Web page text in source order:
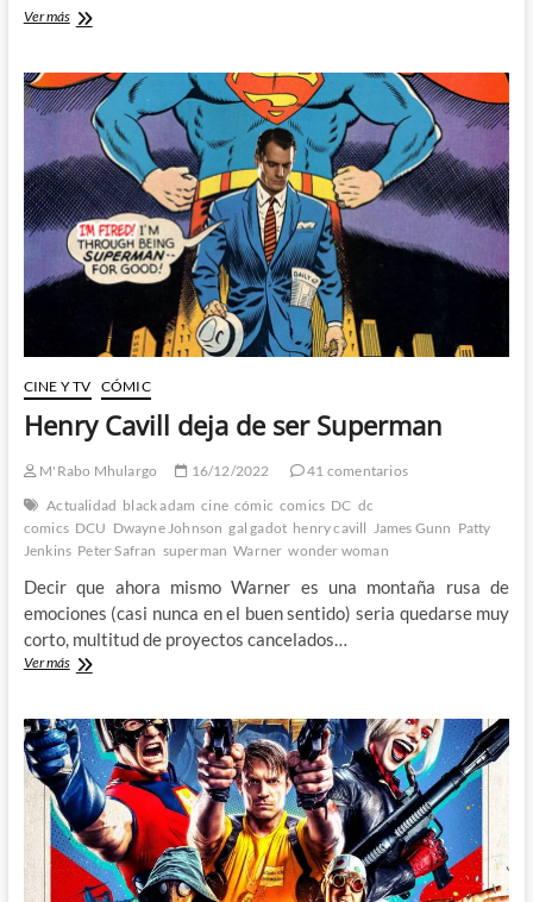
Ver másDe
a
Peter
Parker:
¿Sobran
los
chistes?
(II)
CINE Y TV CÓMIC
Henry Cavill deja de ser Superman
M'Rabo Mhulargo 16/12/2022
41 comentarios
Actualidad black adam cine cómic comics DC dc
comics DCU Dwayne Johnson gal gadot henry cavill James Gunn Patty
Jenkins Peter Safran superman Warner wonder woman
Decir que ahora mismo Warner es una montaña rusa de
emociones (casi nunca en el buen sentido) seria quedarse muy
corto, multitud de proyectos cancelados…
Ver másHenry
de
ser
Superman